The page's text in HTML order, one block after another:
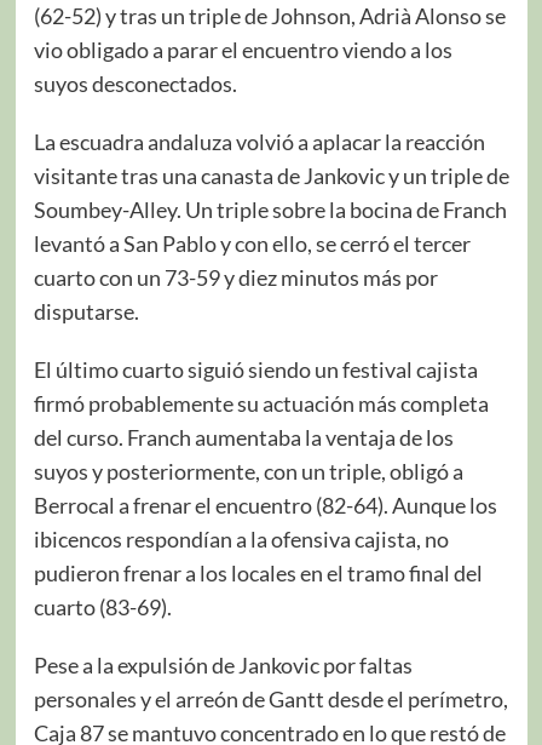
(62-52) y tras un triple de Johnson, Adrià Alonso se
vio obligado a parar el encuentro viendo a los
suyos desconectados.
La escuadra andaluza volvió a aplacar la reacción
visitante tras una canasta de Jankovic y un triple de
Soumbey-Alley. Un triple sobre la bocina de Franch
levantó a San Pablo y con ello, se cerró el tercer
cuarto con un 73-59 y diez minutos más por
disputarse.
El último cuarto siguió siendo un festival cajista
firmó probablemente su actuación más completa
del curso. Franch aumentaba la ventaja de los
suyos y posteriormente, con un triple, obligó a
Berrocal a frenar el encuentro (82-64). Aunque los
ibicencos respondían a la ofensiva cajista, no
pudieron frenar a los locales en el tramo final del
cuarto (83-69).
Pese a la expulsión de Jankovic por faltas
personales y el arreón de Gantt desde el perímetro,
Caja 87 se mantuvo concentrado en lo que restó de